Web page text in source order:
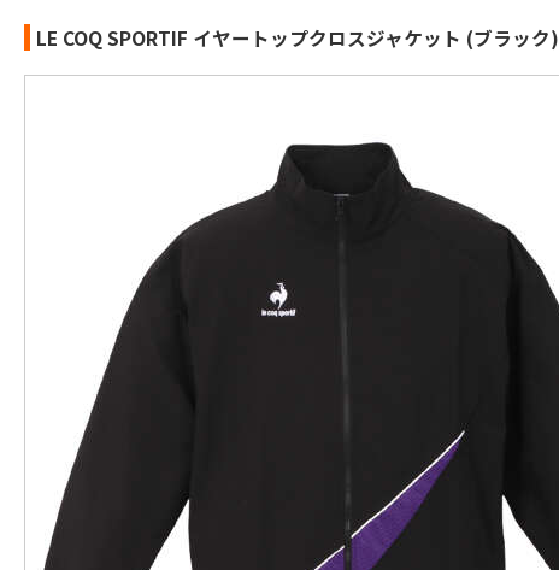
LE COQ SPORTIF イヤートップクロスジャケット (ブラック)